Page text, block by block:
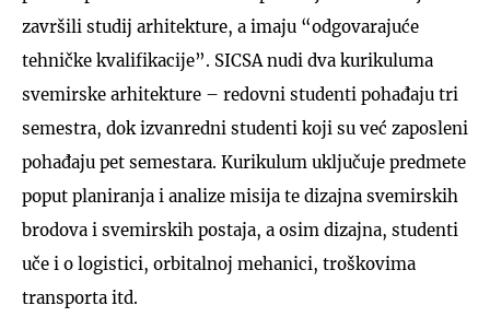
završili studij arhitekture, a imaju “odgovarajuće
tehničke kvalifikacije”. SICSA nudi dva kurikuluma
svemirske arhitekture – redovni studenti pohađaju tri
semestra, dok izvanredni studenti koji su već zaposleni
pohađaju pet semestara. Kurikulum uključuje predmete
poput planiranja i analize misija te dizajna svemirskih
brodova i svemirskih postaja, a osim dizajna, studenti
uče i o logistici, orbitalnoj mehanici, troškovima
transporta itd.